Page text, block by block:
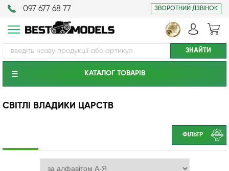
097 677 68 77 ЗВОРОТНИЙ ДЗВІНОК
КАТАЛОГ ТОВАРIВ
СВІТЛІ ВЛАДИКИ ЦАРСТВ
ФІЛЬТР